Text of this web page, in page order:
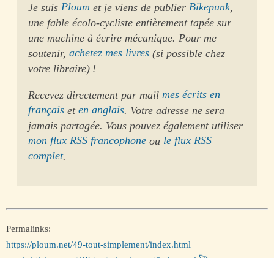
Je suisPloum et je viens de publierBikepunk,
une fable écolo-cycliste entièrement tapée sur
une machine à écrire mécanique. Pour me
soutenir,achetez mes livres (si possible chez
votre libraire) !
Recevez directement par mailmes écrits en
français eten anglais. Votre adresse ne sera
jamais partagée. Vous pouvez également utiliser
mon flux RSS francophone ou le flux RSS
complet.
Permalinks:
https://ploum.net/49-tout-simplement/index.html